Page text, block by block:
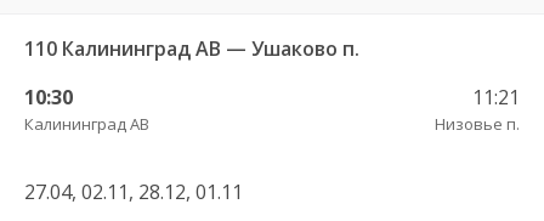
110 Калининград АВ — Ушаково п.
10:30
Калининград АВ
11:21
Низовье п.
27.04, 02.11, 28.12, 01.11